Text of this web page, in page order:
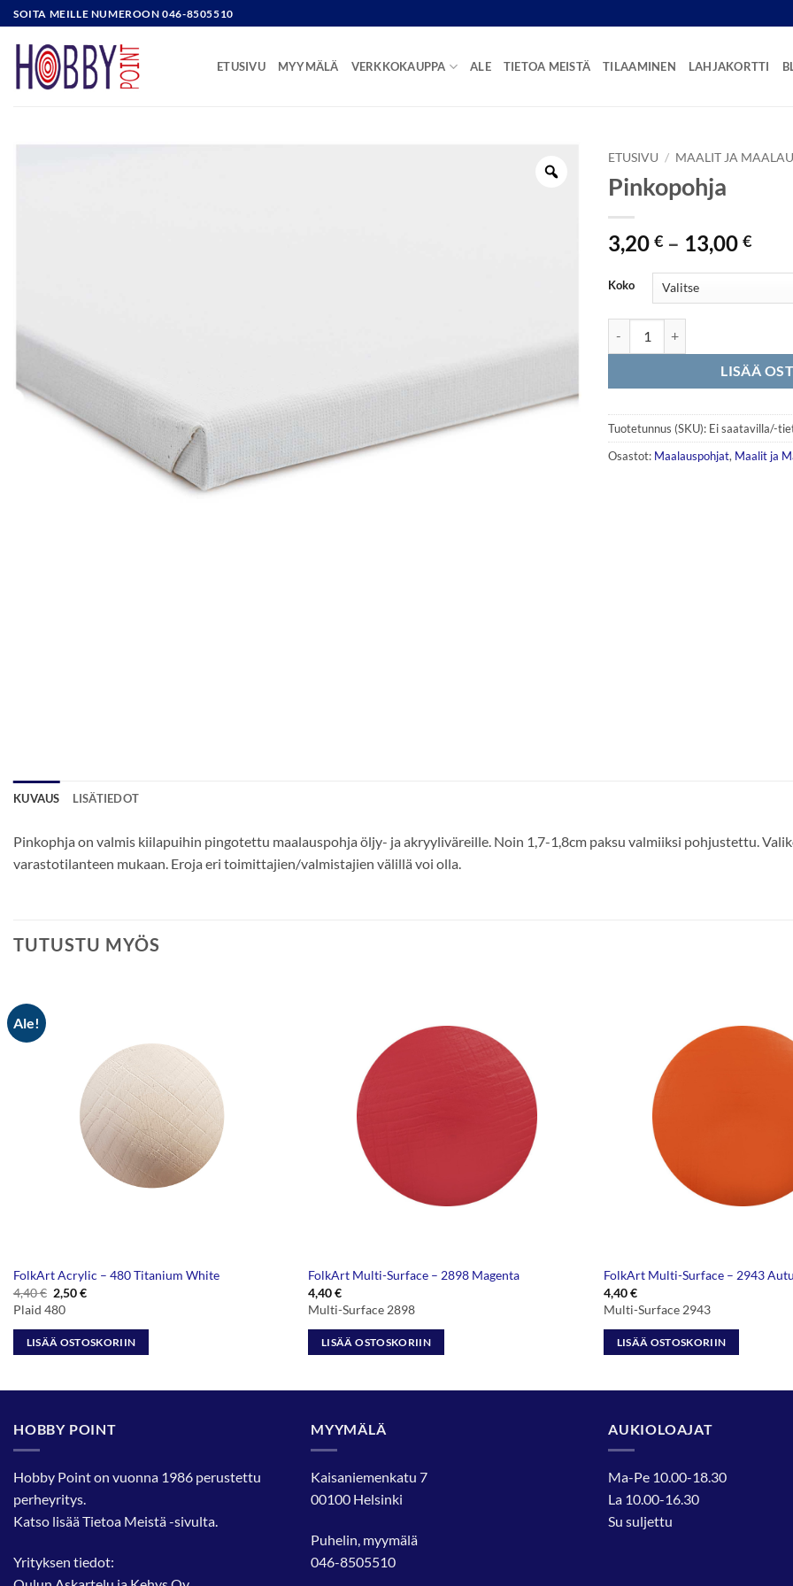
Skip
to
content
SOITA MEILLE NUMEROON 046-8505510
ETUSIVU MYYMÄLÄ VERKKOKAUPPA ALE TIETOA MEISTÄ TILAAMINEN LAHJAKORTTI
ETUSIVU / MAALIT JA
Pinkopohja
3,20 € – 13,00 €
Koko
LISÄÄ
Tuotetunnus (SKU): Ei saatavilla/-
Osastot: Maalauspohjat, Maalit ja
KUVAUS LISÄTIEDOT
Pinkophja on valmis kiilapuihin pingotettu maalauspohja öljy- ja akryyliväreille. Noin 1,7-1,8cm paksu valmiiksi pohjustettu.
varastotilanteen mukaan. Eroja eri toimittajien/valmistajien välillä voi olla.
TUTUSTU MYÖS
Ale!
FolkArt Acrylic – 480 Titanium White
4,40€ Alkuperäinen
hinta
oli:
4,40 €.
2,50€Nykyinen
2,50 €.
Plaid 480
LISÄÄ OSTOSKORIIN
FolkArt Multi-Surface – 2898 Magenta
4,40€
Multi-Surface 2898
LISÄÄ OSTOSKORIIN
FolkArt Multi-Surface – 2943
4,40€
Multi-Surface 2943
LISÄÄ OSTOSKORIIN
HOBBY POINT
Hobby Point on vuonna 1986 perustettu
perheyritys.
Katso lisääTietoa Meistä-sivulta.
Yrityksen tiedot:
MYYMÄLÄ
Kaisaniemenkatu 7
00100 Helsinki
Puhelin, myymälä
046-8505510
AUKIOLOAJAT
Ma-Pe 10.00-18.30
La 10.00-16.30
Su suljettu